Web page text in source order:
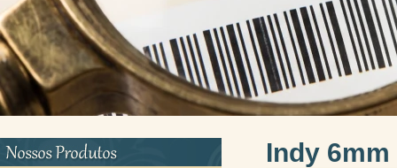
Indy 6mm